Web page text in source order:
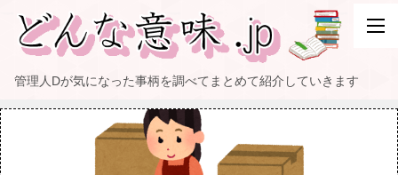
管理人Dが気になった事柄を調べてまとめて紹介していきます